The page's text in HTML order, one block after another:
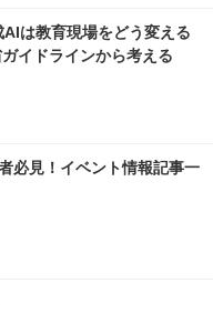
AIは教育現場をどう変える
イドラインから考える
必見！イベント情報記事一